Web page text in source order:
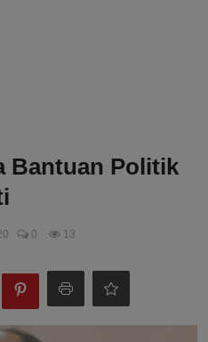
Bantuan Politik
0 13